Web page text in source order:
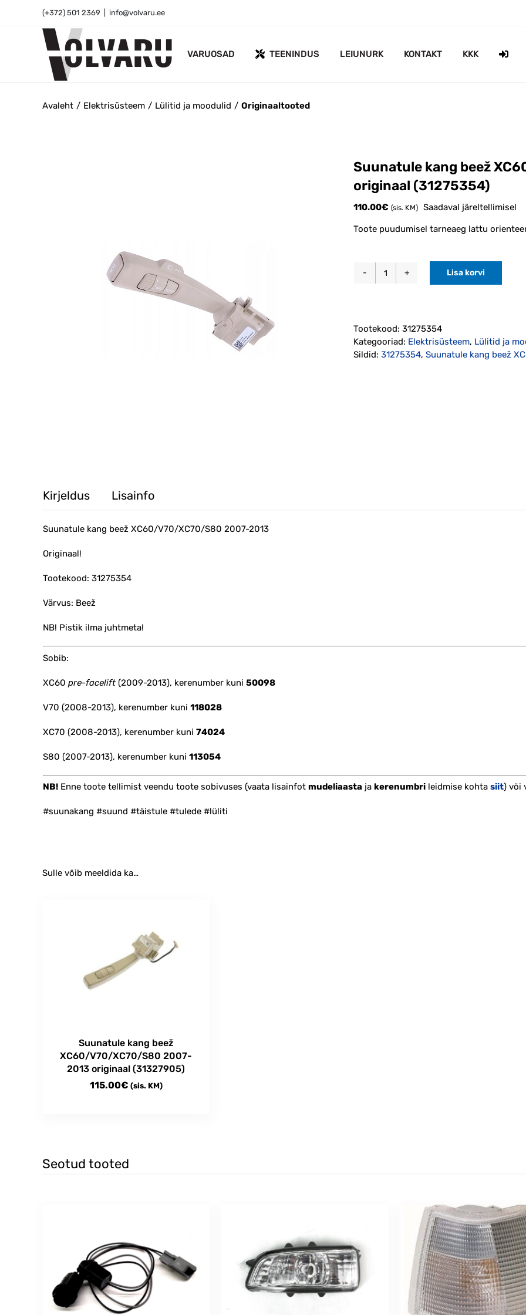
(+372) 501 2369 info@volvaru.ee
VARUOSAD TEENINDUS LEIUNURK KONTAKT KKK
Avaleht Elektrisüsteem Lülitid ja moodulid Originaaltooted
Suunatule kang beež
originaal (31275354)
110.00€ (sis. KM) Saadaval järeltellimisel
Toote puudumisel tarneaeg lattu
Suunatule
2007-
2013
originaal
Lisa korvi
Tootekood: 31275354
Kategooriad: Elektrisüsteem, Lülitid ja
Sildid: 31275354, Suunatule kang beež
Kirjeldus Lisainfo
Suunatule kang beež XC60/V70/XC70/S80 2007-2013
Originaal!
Tootekood: 31275354
Värvus: Beež
NB! Pistik ilma juhtmeta!
Sobib:
XC60 pre-facelift (2009-2013), kerenumber kuni 50098
V70 (2008-2013), kerenumber kuni 118028
XC70 (2008-2013), kerenumber kuni 74024
S80 (2007-2013), kerenumber kuni 113054
NB! Enne toote tellimist veendu toote sobivuses (vaata lisainfot mudeliaasta ja kerenumbri leidmise kohta siit) või
#suunakang #suund #täistule #tulede #lüliti
Sulle võib meeldida ka…
Suunatule kang beež
XC60/V70/XC70/S80 2007-
2013 originaal (31327905)
115.00€ (sis. KM)
Seotud tooted